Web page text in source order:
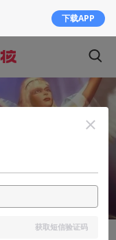
下载APP
获取短信验证码